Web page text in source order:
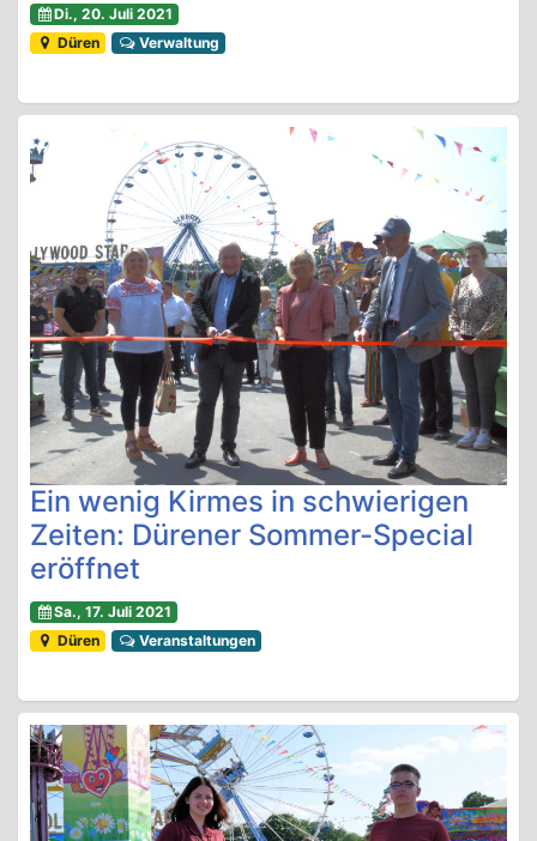
Di., 20. Juli 2021
Düren
Verwaltung
Ein wenig Kirmes in schwierigen
Zeiten: Dürener Sommer-Special
eröffnet
Sa., 17. Juli 2021
Düren
Veranstaltungen